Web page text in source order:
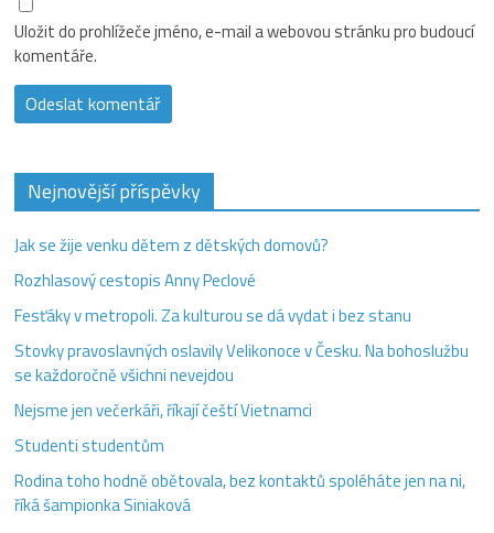
Uložit do prohlížeče jméno, e-mail a webovou stránku pro budoucí
komentáře.
Nejnovější příspěvky
Jak se žije venku dětem z dětských domovů?
Rozhlasový cestopis Anny Peclové
Fesťáky v metropoli. Za kulturou se dá vydat i bez stanu
Stovky pravoslavných oslavily Velikonoce v Česku. Na bohoslužbu
se každoročně všichni nevejdou
Nejsme jen večerkáři, říkají čeští Vietnamci
Studenti studentům
Rodina toho hodně obětovala, bez kontaktů spoléháte jen na ni,
říká šampionka Siniaková